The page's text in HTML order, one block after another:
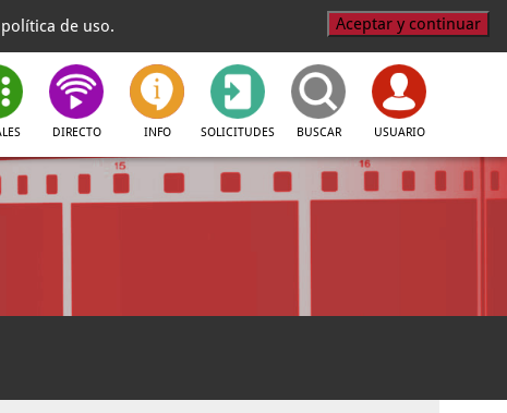
de uso. Aceptar y continuar
DIRECTO INFO SOLICITUDES BUSCAR USUARIO